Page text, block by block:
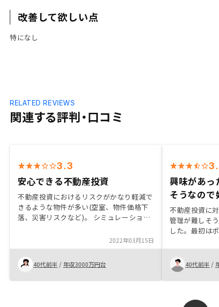
改善して欲しい点
特になし
関連する評判・口コミ
RELATED REVIEWS
3.3
安心できる不動産投資
不動産投資におけるリスクがかなり軽減で
きるような物件が多い(空室、物件価格下
落、災害リスクなど)。 シミュレーション
備の修繕費などをしっかり想定に含んでい
て楽天的な数字ではないと感じた。
2022年03月15日
40代前半 / 年収3000万円台
興味があっ
そうなので
不動産投資に
管理が難しそ
した。最初は
クが少なそう
来の安定に繋
を合わせて節
た。
40代前半 /